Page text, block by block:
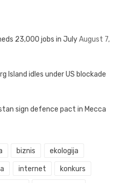
23,000 jobs in JulyAugust 7,
Island idles under US blockade
sign defence pact in Mecca
biznis ekologija
internet konkurs